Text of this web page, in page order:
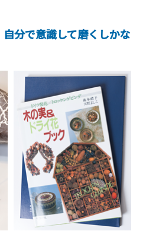
分で意識して磨くしかな